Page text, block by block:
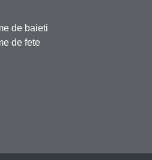
de baieti
de fete